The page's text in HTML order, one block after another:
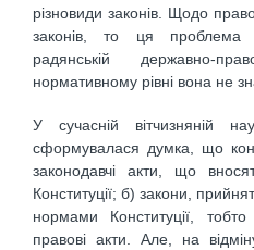
різновиди законів. Щодо
законів, то ця проблема
радянській державно-
нормативному рівні вона не
У сучасній вітчизняній
сформувалася думка, що
законодавчі акти, що
Конституції; б) закони,
нормами Конституції, тобто
правові акти. Але, на